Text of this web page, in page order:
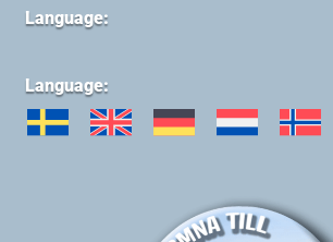
Language:
Language: